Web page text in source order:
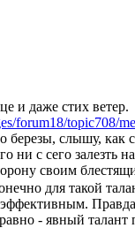
и даже стих ветер.
forum18/topic708/
слышу, как
с сего залезть
своим
для такой
- явный